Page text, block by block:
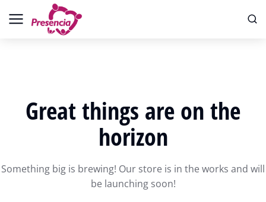
Great things are on the
horizon
Something big is brewing! Our store is in the works and will
be launching soon!